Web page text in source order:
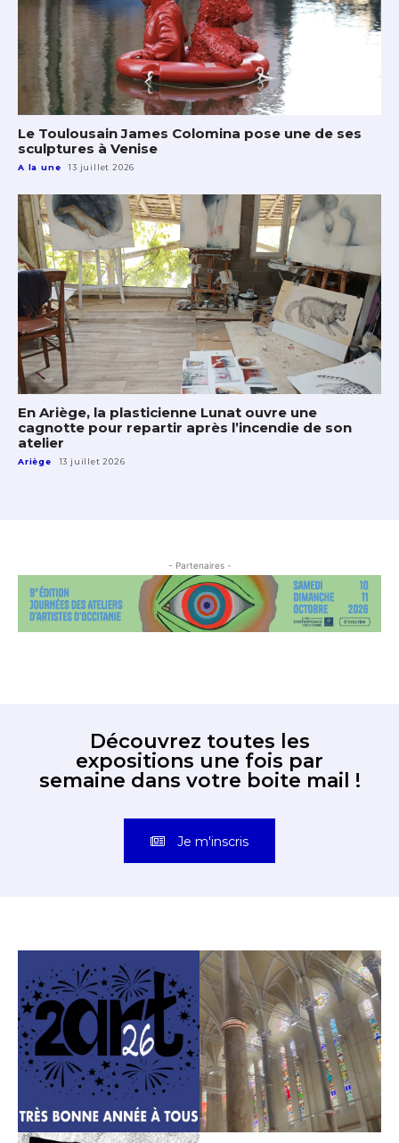
Le Toulousain James Colomina pose une de ses
sculptures à Venise
A la une 13 juillet 2026
En Ariège, la plasticienne Lunat ouvre une
cagnotte pour repartir après l’incendie de son
atelier
Ariège 13 juillet 2026
- Partenaires -
Découvrez toutes les
expositions une fois par
semaine dans votre boite mail !
Je m'inscris